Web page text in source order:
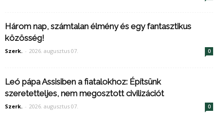
Három nap, számtalan élmény és egy fantasztikus
közösség!
Szerk. - 2026. augusztus 07. 0
Leó pápa Assisiben a fiatalokhoz: Építsünk
szeretetteljes, nem megosztott civilizációt
Szerk. - 2026. augusztus 07. 0